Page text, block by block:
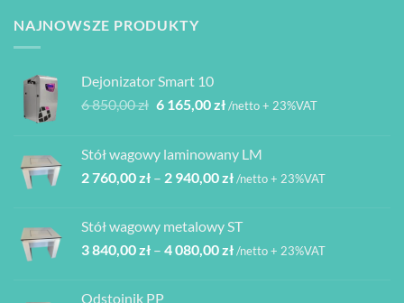
wybrać
na
produktu
NAJNOWSZE PRODUKTY
Dejonizator Smart 10
6 850,00zł Pierwotna
6
850,00 zł.
6 165,00złAktualna
6
165,00 zł.
/netto + 23%VAT
Stół wagowy laminowany LM
2 760,00zł – 2 940,00złZakres
2
760,00 zł
/netto + 23%VAT
Stół wagowy metalowy ST
3 840,00zł – 4 080,00złZakres
/netto + 23%VAT
Odstojnik PP